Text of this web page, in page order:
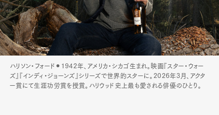
ハリソン・フォード⚫︎1942年、アメリカ・シカゴ生まれ。映画『スター・ウォー
ズ』『インディ・ジョーンズ』シリーズで世界的スターに。2026年3月、アクタ
ー賞にて生涯功労賞を授賞。ハリウッド史上最も愛される俳優のひとり。